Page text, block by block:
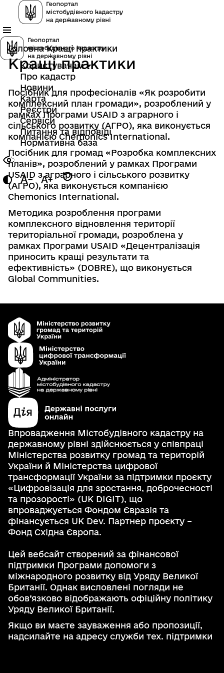
Користувачам
Про кадастр
Новини
Карта
Реєстри
Сервіси
Питання та відповіді
Нормативна база
ГоловнаКращі практики
Кращі практики
Посібник для професіоналів «Як розробити
комплексний план громади», розроблений у
рамках Програми USAID з аграрного і
сільського розвитку (АГРО), яка виконується
компанією Chemonics International.
Посібник для громад «Розробка комплексних
планів», розроблений у рамках Програми
USAID з аграрного і сільського розвитку
(АГРО), яка виконується компанією
Chemonics International.
Методика розроблення програми
комплексного відновлення території
територіальної громади, розроблена у
рамках Програми USAID «Децентралізація
приносить кращі результати та
ефективність» (DOBRE), що виконується
Global Communities.
Впровадження Містобудівного кадастру на
державному рівні здійснюється у співпраці
Міністерства розвитку громад та територій
України й Міністерства цифрової
трансформації України за підтримки проєкту
«Цифровізація для зростання, доброчесності
та прозорості» (UK DIGIT), що
впроваджується Фондом Євразія та
фінансується UK Dev. Партнер проєкту –
Фонд Східна Європа.
Цей вебсайт створений за фінансової
підтримки Програми допомоги з
міжнародного розвитку від Уряду Великої
Британії. Однак висловлені погляди не
обов’язково відображають офіційну політику
Уряду Великої Британії.
Якщо ви маєте зауваження або пропозиції,
надсилайте на адресу служби тех. підтримки